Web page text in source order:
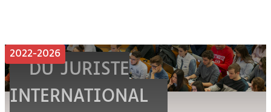
2022-2026
DU JURISTE
INTERNATIONAL